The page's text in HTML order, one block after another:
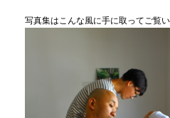
写真集はこんな風に手に取ってご覧い